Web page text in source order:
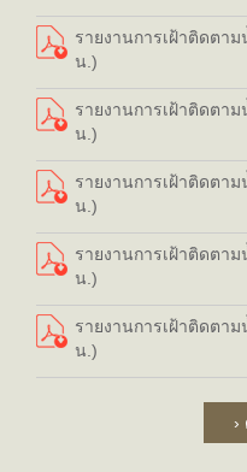
รายงานการเฝ้าติดตา
น.)
รายงานการเฝ้าติดตา
น.)
รายงานการเฝ้าติดตา
น.)
รายงานการเฝ้าติดตา
น.)
รายงานการเฝ้าติดตา
น.)
›